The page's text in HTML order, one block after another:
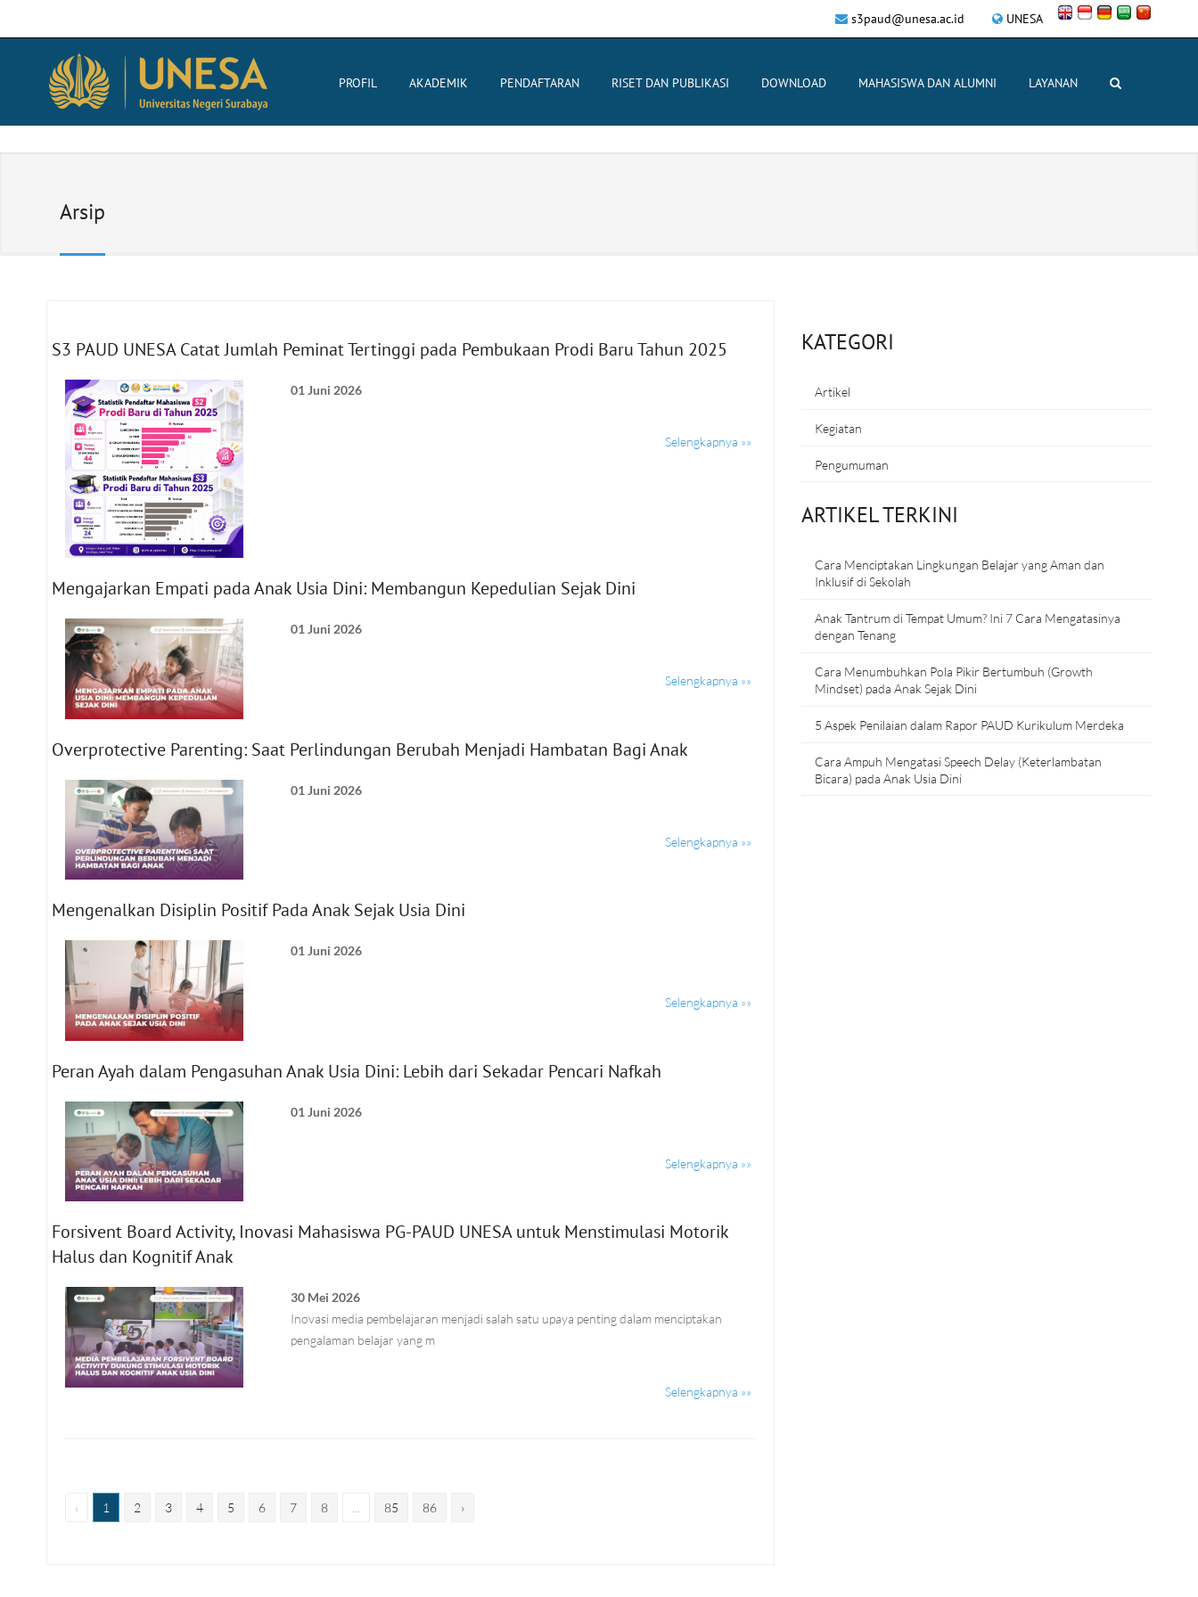
UNESA
s3paud@unesa.ac.id
PROFIL AKADEMIK PENDAFTARAN RISET DAN PUBLIKASI DOWNLOAD MAHASISWA DAN ALUMNI LAYANAN
Arsip
S3 PAUD UNESA Catat Jumlah Peminat Tertinggi pada Pembukaan Prodi Baru Tahun 2025
01 Juni 2026
Selengkapnya »»
Mengajarkan Empati pada Anak Usia Dini: Membangun Kepedulian Sejak Dini
01 Juni 2026
Selengkapnya »»
Overprotective Parenting: Saat Perlindungan Berubah Menjadi Hambatan Bagi Anak
01 Juni 2026
Selengkapnya »»
Mengenalkan Disiplin Positif Pada Anak Sejak Usia Dini
01 Juni 2026
Selengkapnya »»
Peran Ayah dalam Pengasuhan Anak Usia Dini: Lebih dari Sekadar Pencari Nafkah
01 Juni 2026
Selengkapnya »»
Forsivent Board Activity, Inovasi Mahasiswa PG-PAUD UNESA untuk Menstimulasi Motorik
Halus dan Kognitif Anak
30 Mei 2026
Inovasi media pembelajaran menjadi salah satu upaya penting dalam menciptakan
pengalaman belajar yang m
Selengkapnya »»
‹ 1 2 3 4 5 6 7 8 85 86 ›
KATEGORI
Artikel
Kegiatan
Pengumuman
ARTIKEL TERKINI
Cara Menciptakan Lingkungan Belajar yang Aman dan
Inklusif di Sekolah
Anak Tantrum di Tempat Umum? Ini 7 Cara Mengatasinya
dengan Tenang
Cara Menumbuhkan Pola Pikir Bertumbuh (Growth
Mindset) pada Anak Sejak Dini
5 Aspek Penilaian dalam Rapor PAUD Kurikulum Merdeka
Cara Ampuh Mengatasi Speech Delay (Keterlambatan
Bicara) pada Anak Usia Dini